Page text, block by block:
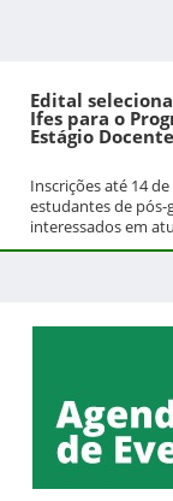
Edital
Ifes para o
Estágio Docente
Inscrições até 14
estudantes de pós-
interessados em